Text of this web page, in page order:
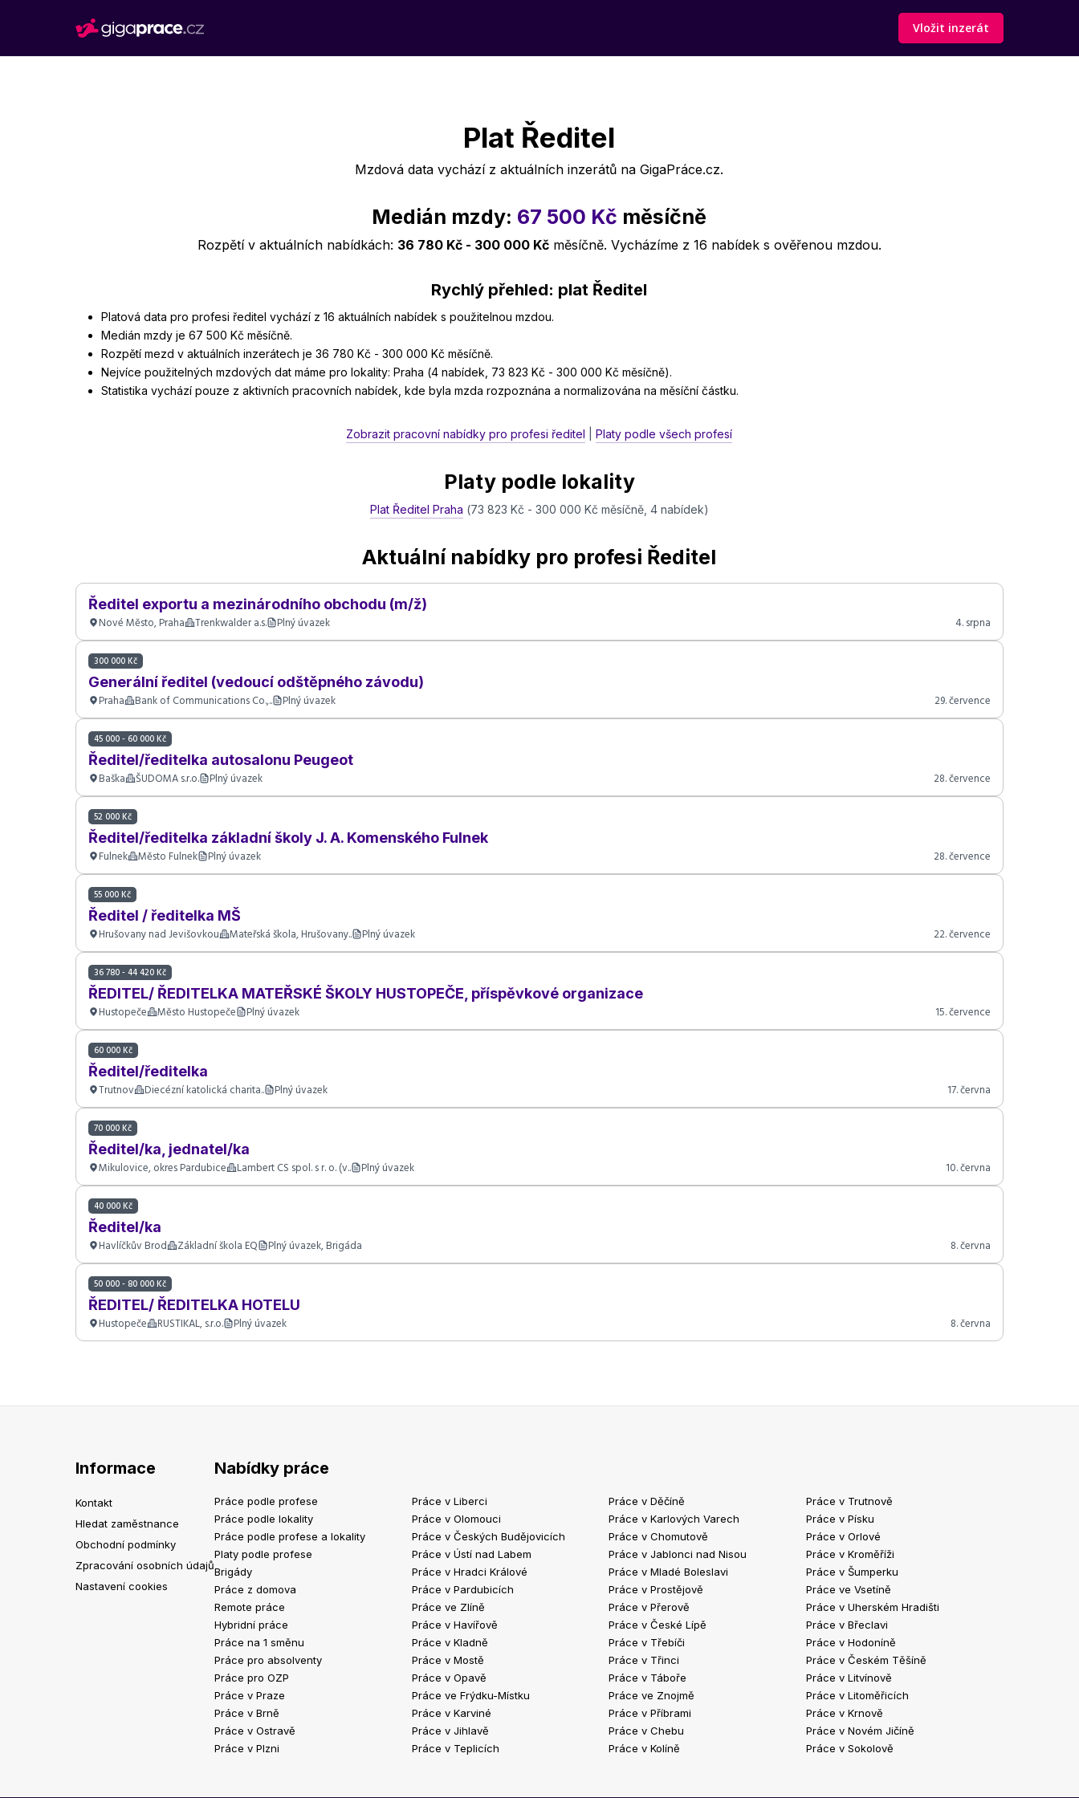
Vložit inzerát
Plat Ředitel
Mzdová data vychází z aktuálních inzerátů na GigaPráce.cz.
Medián mzdy: 67 500 Kč měsíčně
Rozpětí v aktuálních nabídkách: 36 780 Kč - 300 000 Kčměsíčně. Vycházíme z 16 nabídek s ověřenou mzdou.
Rychlý přehled: plat Ředitel
Platová data pro profesi ředitel vychází z 16 aktuálních nabídek s použitelnou mzdou.
Medián mzdy je 67 500 Kč měsíčně.
Rozpětí mezd v aktuálních inzerátech je 36 780 Kč - 300 000 Kč měsíčně.
Nejvíce použitelných mzdových dat máme pro lokality: Praha (4 nabídek, 73 823 Kč - 300 000 Kč měsíčně).
Statistika vychází pouze z aktivních pracovních nabídek, kde byla mzda rozpoznána a normalizována na měsíční částku.
Zobrazit pracovní nabídky pro profesi ředitel Platy podle všech profesí
Platy podle lokality
Plat Ředitel Praha (73 823 Kč - 300 000 Kč měsíčně, 4 nabídek)
Aktuální nabídky pro profesi Ředitel
Ředitel exportu a mezinárodního obchodu (m/ž)
Nové Město, Praha Trenkwalder a.s. Plný úvazek 4. srpna
300 000 Kč
Generální ředitel (vedoucí odštěpného závodu)
Praha Bank of Communications Co.,.. Plný úvazek 29. července
45 000 - 60 000 Kč
Ředitel/ředitelka autosalonu Peugeot
Baška ŠUDOMA s.r.o. Plný úvazek 28. července
52 000 Kč
Ředitel/ředitelka základní školy J. A. Komenského Fulnek
Fulnek Město Fulnek Plný úvazek 28. července
55 000 Kč
Ředitel / ředitelka MŠ
Hrušovany nad Jevišovkou Mateřská škola, Hrušovany.. Plný úvazek 22. července
36 780 - 44 420 Kč
ŘEDITEL/ ŘEDITELKA MATEŘSKÉ ŠKOLY HUSTOPEČE, příspěvkové organizace
Hustopeče Město Hustopeče Plný úvazek 15. července
60 000 Kč
Ředitel/ředitelka
Trutnov Diecézní katolická charita.. Plný úvazek 17. června
70 000 Kč
Ředitel/ka, jednatel/ka
Mikulovice, okres Pardubice Lambert CS spol. s r. o. (v.. Plný úvazek 10. června
40 000 Kč
Ředitel/ka
Havlíčkův Brod Základní škola EQ Plný úvazek, Brigáda 8. června
50 000 - 80 000 Kč
ŘEDITEL/ ŘEDITELKA HOTELU
Hustopeče RUSTIKAL, s.r.o. Plný úvazek 8. června
Informace
Kontakt
Hledat zaměstnance
Obchodní podmínky
Zpracování osobních údajů
Nastavení cookies
Nabídky práce
Práce podle profese
Práce podle lokality
Práce podle profese a lokality
Platy podle profese
Brigády
Práce z domova
Remote práce
Hybridní práce
Práce na 1 směnu
Práce pro absolventy
Práce pro OZP
Práce v Praze
Práce v Brně
Práce v Ostravě
Práce v Plzni
Práce v Liberci
Práce v Olomouci
Práce v Českých Budějovicích
Práce v Ústí nad Labem
Práce v Hradci Králové
Práce v Pardubicích
Práce ve Zlíně
Práce v Havířově
Práce v Kladně
Práce v Mostě
Práce v Opavě
Práce ve Frýdku-Místku
Práce v Karviné
Práce v Jihlavě
Práce v Teplicích
Práce v Děčíně
Práce v Karlových Varech
Práce v Chomutově
Práce v Jablonci nad Nisou
Práce v Mladé Boleslavi
Práce v Prostějově
Práce v Přerově
Práce v České Lípě
Práce v Třebíči
Práce v Třinci
Práce v Táboře
Práce ve Znojmě
Práce v Příbrami
Práce v Chebu
Práce v Kolíně
Práce v Trutnově
Práce v Písku
Práce v Orlové
Práce v Kroměříži
Práce v Šumperku
Práce ve Vsetíně
Práce v Uherském Hradišti
Práce v Břeclavi
Práce v Hodoníně
Práce v Českém Těšíně
Práce v Litvínově
Práce v Litoměřicích
Práce v Krnově
Práce v Novém Jičíně
Práce v Sokolově